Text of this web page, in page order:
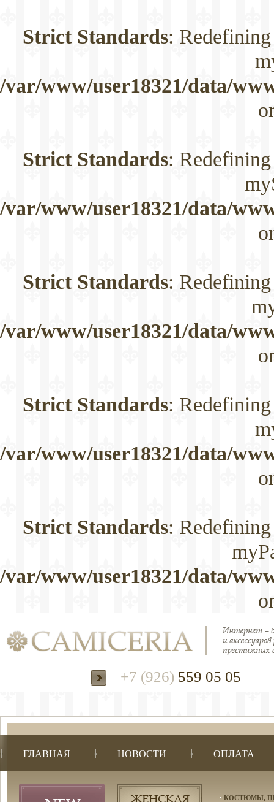
Strict Standards:
/var/www/user18321/data/
Strict Standards:
/var/www/user18321/data/
Strict Standards:
/var/www/user18321/data/
Strict Standards:
/var/www/user18321/data/
Strict Standards:
/var/www/user18321/data/
+7 (926) 559 05 05
ГЛАВНАЯ НОВОСТИ ОПЛАТА
КОСТЮМЫ,